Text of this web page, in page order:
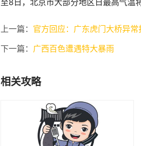
至8日，北京市大部分地区日最高气温
上一篇： 官方回应：广东虎门大桥异常
下一篇： 广西百色遭遇特大暴雨
相关攻略